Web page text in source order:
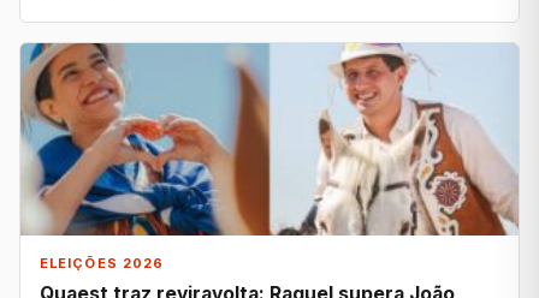
ELEIÇÕES 2026